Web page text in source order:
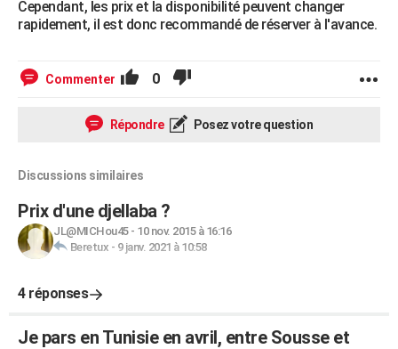
Cependant, les prix et la disponibilité peuvent changer
rapidement, il est donc recommandé de réserver à l'avance.
Commenter 0
Répondre Posez votre question
Discussions similaires
Prix d'une djellaba ?
JL@MICHou45- 10 nov. 2015 à 16:16
Beretux - 9 janv. 2021 à 10:58
4 réponses
Je pars en Tunisie en avril, entre Sousse et